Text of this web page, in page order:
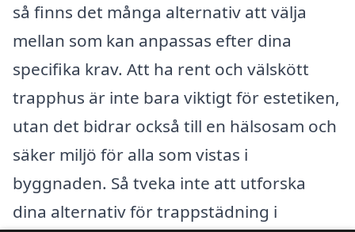
så finns det många alternativ att välja
mellan som kan anpassas efter dina
specifika krav. Att ha rent och välskött
trapphus är inte bara viktigt för estetiken,
utan det bidrar också till en hälsosam och
säker miljö för alla som vistas i
byggnaden. Så tveka inte att utforska
dina alternativ för trappstädning i